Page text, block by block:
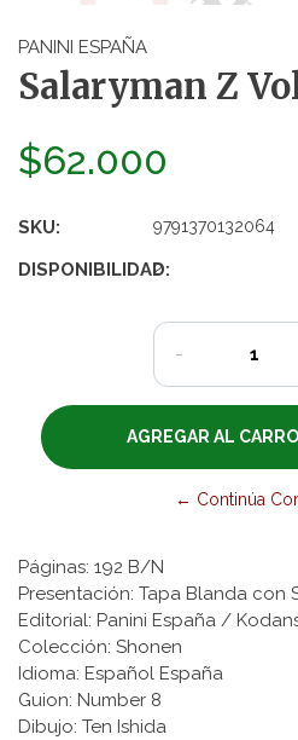
PANINI ESPAÑA
Salaryman Z
$62.000
SKU: 9791370132064
DISPONIBILIDAD:
2
-
← Continúa
Páginas: 192 B/N
Presentación: Tapa Blanda con
Editorial: Panini España /
Colección: Shonen
Idioma: Español España
Guion: Number 8
Dibujo: Ten Ishida